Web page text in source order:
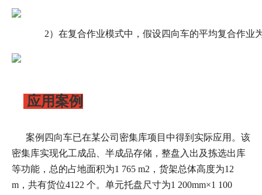
2）在复合作业模式中，假设四向车的平均复合作业
应用案例
案例四向车已在某公司密集库项目中得到实际应用。该
密集库实现化工成品、半成品存储，整盘入出及拣选出库
等功能，总的占地面积为1 765 m2，货架总体高度为12
m，共有货位4122 个。单元托盘尺寸为1 200mm×1 100